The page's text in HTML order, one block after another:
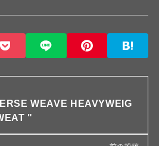
WEAVE HEAVYWEIG
"